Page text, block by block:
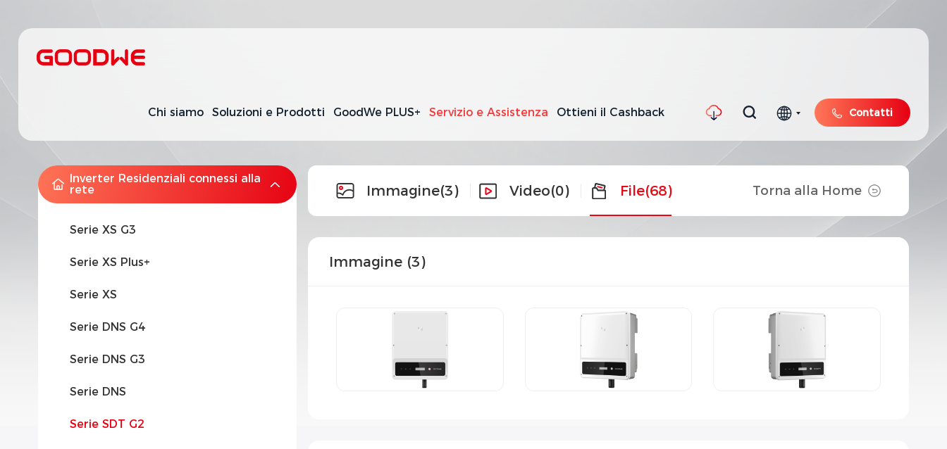
Chi siamo Soluzioni e Prodotti GoodWe PLUS+ Servizio e Assistenza Ottieni il Cashback Contatti
Inverter Residenziali connessi alla
rete
Serie XS G3
Serie XS Plus+
Serie XS
Serie DNS G4
Serie DNS G3
Serie DNS
Serie SDT G2
Immagine(3) Video(0) File(68) Torna alla Home
Immagine (3)